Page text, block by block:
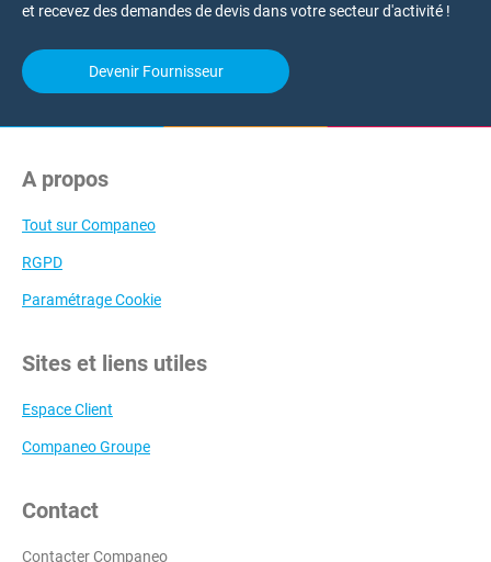
et recevez des demandes de devis dans votre secteur d'activité !
Devenir Fournisseur
A propos
Tout sur Companeo
RGPD
Paramétrage Cookie
Sites et liens utiles
Espace Client
Companeo Groupe
Contact
Contacter Companeo